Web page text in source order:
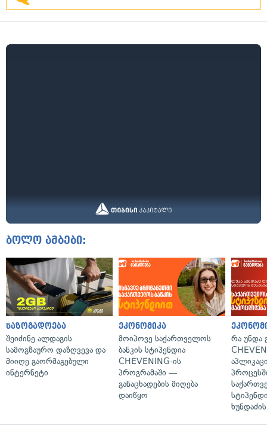
ბოლო ამბები:
საზოგადოება
შეიძინე ალდაგის
სამოგზაურო დაზღვევა და
მიიღე გაორმაგებული
ინტერნეტი
ეკონომიკა
მოიპოვე საქართველოს
ბანკის სტიპენდია
CHEVENING-ის
პროგრამაში —
განაცხადების მიღება
დაიწყო
რა უნდა